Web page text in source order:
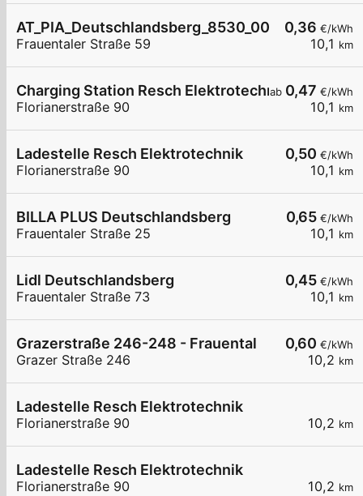
0,36 €/kWh
10,1 km
AT_PIA_Deutschlandsberg_8530_005 öffentlich
Frauentaler Straße 59
ab 0,47 €/kWh
10,1 km
Charging Station Resch Elektrotechnik GmbH
Florianerstraße 90
0,50 €/kWh
10,1 km
Ladestelle Resch Elektrotechnik
Florianerstraße 90
0,65 €/kWh
10,1 km
BILLA PLUS Deutschlandsberg
Frauentaler Straße 25
0,45 €/kWh
10,1 km
Lidl Deutschlandsberg
Frauentaler Straße 73
0,60 €/kWh
10,2 km
Grazerstraße 246-248 - Frauental
Grazer Straße 246
10,2 km
Ladestelle Resch Elektrotechnik
Florianerstraße 90
10,2 km
Ladestelle Resch Elektrotechnik
Florianerstraße 90